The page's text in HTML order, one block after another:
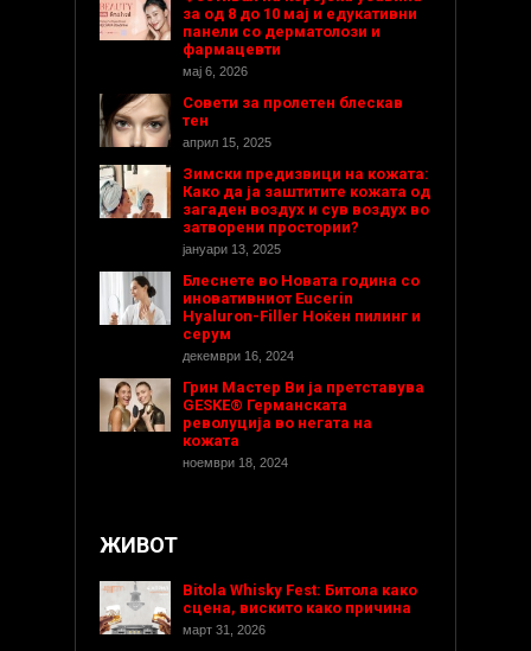
за од 8 до 10 мај и едукативни
панели со дерматолози и
фармацевти
мај 6, 2026
Совети за пролетен блескав
тен
април 15, 2025
Зимски предизвици на кожата:
Како да ја заштитите кожата од
загаден воздух и сув воздух во
затворени простории?
јануари 13, 2025
Блеснете во Новата година со
иновативниот Eucerin
Hyaluron-Filler Ноќен пилинг и
серум
декември 16, 2024
Грин Мастер Ви ја претставува
GESKE® Германската
револуција во негата на
кожата
ноември 18, 2024
ЖИВОТ
Bitola Whisky Fest: Битола како
сцена, вискито како причина
март 31, 2026